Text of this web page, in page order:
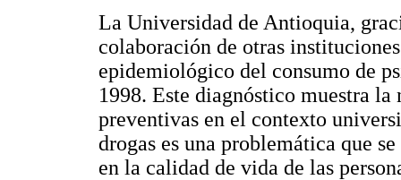
La Universidad de Antioquia,
colaboración de otras
epidemiológico del consumo de
1998. Este diagnóstico muestra la
preventivas en el contexto
drogas es una problemática que
en la calidad de vida de las